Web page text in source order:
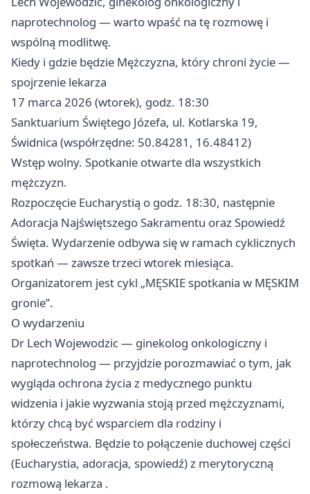
naprotechnolog — warto wpaść na tę rozmowę i
wspólną modlitwę.
Kiedy i gdzie będzie Mężczyzna, który chroni życie —
spojrzenie lekarza
17 marca 2026 (wtorek), godz. 18:30
Sanktuarium Świętego Józefa, ul. Kotlarska 19,
Świdnica (współrzędne: 50.84281, 16.48412)
Wstęp wolny. Spotkanie otwarte dla wszystkich
mężczyzn.
Rozpoczęcie Eucharystią o godz. 18:30, następnie
Adoracja Najświętszego Sakramentu oraz Spowiedź
Święta. Wydarzenie odbywa się w ramach cyklicznych
spotkań — zawsze trzeci wtorek miesiąca.
Organizatorem jest cykl „MĘSKIE spotkania w MĘSKIM
gronie”.
O wydarzeniu
Dr Lech Wojewodzic — ginekolog onkologiczny i
naprotechnolog — przyjdzie porozmawiać o tym, jak
wygląda ochrona życia z medycznego punktu
widzenia i jakie wyzwania stoją przed mężczyznami,
którzy chcą być wsparciem dla rodziny i
społeczeństwa. Będzie to połączenie duchowej części
(Eucharystia, adoracja, spowiedź) z merytoryczną
rozmową lekarza .